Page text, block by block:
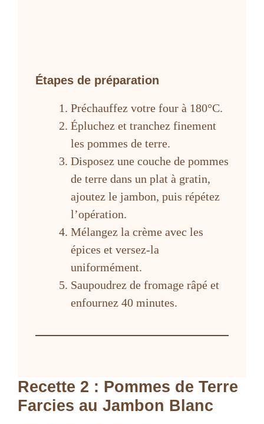
Étapes de préparation
Préchauffez votre four à 180°C.
Épluchez et tranchez finement
les pommes de terre.
Disposez une couche de pommes
de terre dans un plat à gratin,
ajoutez le jambon, puis répétez
l’opération.
Mélangez la crème avec les
épices et versez-la
uniformément.
Saupoudrez de fromage râpé et
enfournez 40 minutes.
Recette 2 : Pommes de Terre
Farcies au Jambon Blanc